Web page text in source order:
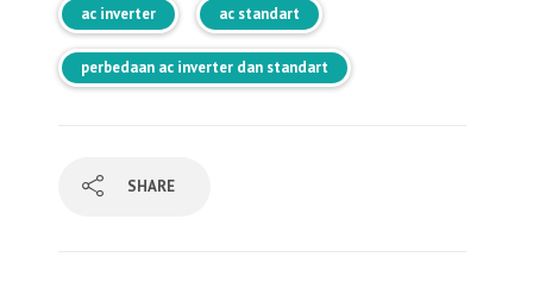
ac inverter ac standart
perbedaan ac inverter dan standart
SHARE